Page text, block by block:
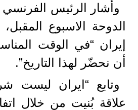
وأشار الرئيس الفرنسي
الدوحة الاسبوع
إيران “في الوقت
أن نحضّر لهذا التاريخ”.
وتابع “ايران ليست
علاقة بُنيت من خلال